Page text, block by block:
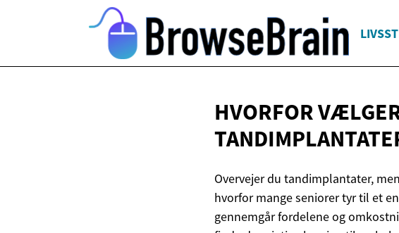
HVORFOR
Overvejer du tandimplantater,
hvorfor mange seniorer tyr til et
gennemgår fordelene og